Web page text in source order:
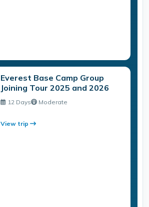
Everest Base Camp Group
Joining Tour 2025 and 2026
12 Days Moderate
View trip